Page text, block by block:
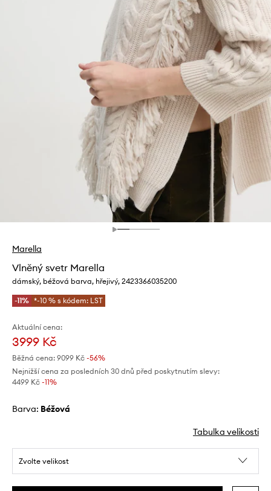
Marella
Vlněný svetr Marella
dámský, béžová barva, hřejivý, 2423366035200
-11% *-10 % s kódem: LST
Aktuální cena:
3999 Kč
Běžná cena: 9099 Kč -56%
Nejnižší cena za posledních 30 dnů před poskytnutím slevy:
4499 Kč -11%
Barva: béžová
Tabulka velikosti
Zvolte velikost